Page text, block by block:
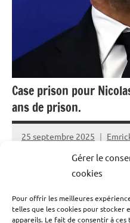
Gérer le
cookies
Pour offrir les meilleures
telles que les cookies pour stocker
appareils. Le fait de consentir à
Case prison pour
ans de prison.
25 septembre 2025
Après plus de 12 ans
poursuivi dans l’affaire
libyen de la campagne